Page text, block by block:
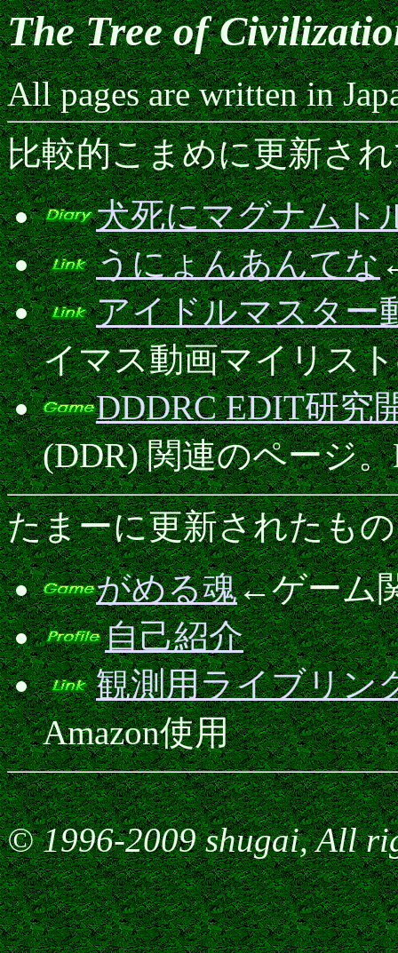
The Tree of
All pages are written in
比較的こまめに更新さ
犬死にマグナムト
うにょんあんてな
アイドルマスター
イマス動画マイリス
DDDRC EDIT研究
(DDR) 関連のページ
たまーに更新されたもの
がめる魂←ゲーム
自己紹介
観測用ライブリン
Amazon使用
© 1996-2009 shugai, All